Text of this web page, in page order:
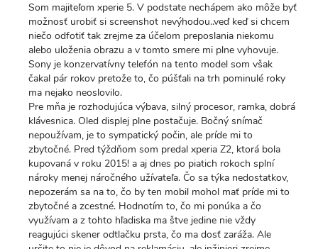
Som majiteľom xperie 5. V podstate nechápem ako môže byť
možnosť urobiť si screenshot nevýhodou..veď keď si chcem
niečo odfotiť tak zrejme za účelom preposlania niekomu
alebo uloženia obrazu a v tomto smere mi plne vyhovuje.
Sony je konzervatívny telefón na tento model som však
čakal pár rokov pretože to, čo púšťali na trh pominulé roky
ma nejako neoslovilo.
Pre mňa je rozhodujúca výbava, silný procesor, ramka, dobrá
klávesnica. Oled displej plne postačuje. Bočný snímač
nepoužívam, je to sympatický počin, ale príde mi to
zbytočné. Pred týždňom som predal xperia Z2, ktorá bola
kupovaná v roku 2015! a aj dnes po piatich rokoch splní
nároky menej náročného užívateľa. Čo sa týka nedostatkov,
nepozerám sa na to, čo by ten mobil mohol mať príde mi to
zbytočné a zcestné. Hodnotím to, čo mi ponúka a čo
využívam a z tohto hľadiska ma štve jedine nie vždy
reagujúci skener odtlačku prsta, čo ma dosť zaráža. Ale